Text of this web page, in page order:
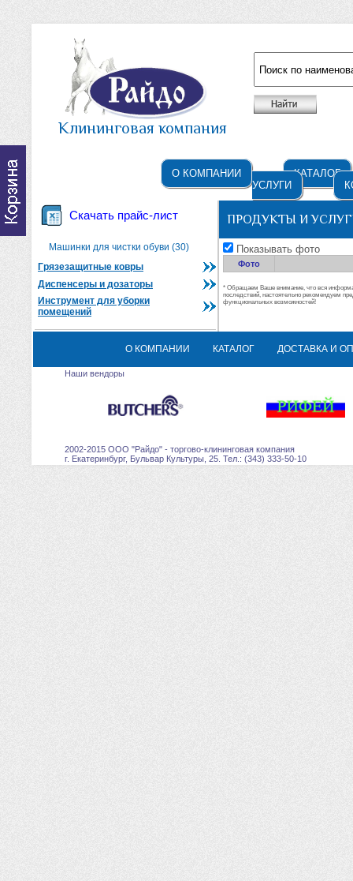
Клининговая компания
О КОМПАНИИ
КАТАЛОГ
УСЛУГИ
Скачать прайс-лист
Машинки для чистки обуви (30)
Грязезащитные ковры
Диспенсеры и дозаторы
Инструмент для уборки
помещений
ПРОДУКТЫ И
Показывать фото
Фото
* Обращаем Ваше внимание, что вся
последствий, настоятельно рекомендуем
функциональных возможностей!
О КОМПАНИИ КАТАЛОГ ДОСТАВКА И
Наши вендоры
2002-2015 ООО "Райдо" - торгово-клининговая компания
г. Екатеринбург, Бульвар Культуры, 25. Тел.: (343) 333-50-10